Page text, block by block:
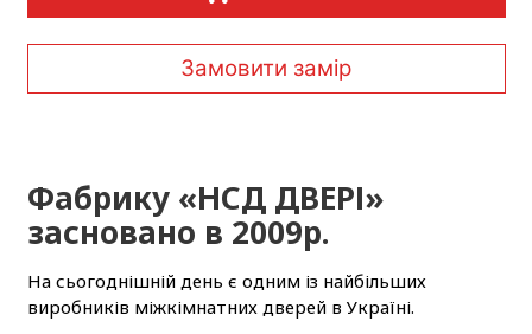
Замовити замір
Фабрику «НСД ДВЕРІ»
засновано в 2009р.
На сьогоднішній день є одним із найбільших
виробників міжкімнатних дверей в Україні.